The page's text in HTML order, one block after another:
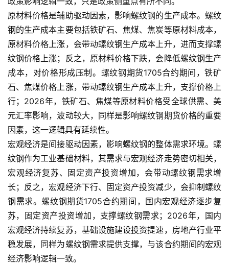
际
期
货
恒
指
期
货
期
货
入
门
期
货
行
情
黄
原材料价格是辅助驱动因素，影响螺纹钢的生产成本。螺纹
钢的生产成本主要包括铁矿石、焦煤、焦炭等原材料成本，
原材料价格上涨，会带动螺纹钢生产成本上升，进而支撑螺
纹钢价格上涨；反之，原材料价格下跌，会降低螺纹钢生产
成本，对价格形成压制。螺纹钢期货1705合约期间，铁矿
石、焦煤价格上涨，带动螺纹钢生产成本上升，支撑价格上
行；2026年，铁矿石、焦煤等原材料价格受全球供需、美
元汇率影响，波动较大，同样是影响螺纹钢期货价格的重要
因素，这一逻辑具有延续性。
宏观经济是间接驱动因素，影响螺纹钢的整体需求环境。螺
纹钢作为工业基础材料，其需求与宏观经济走势密切相关，
宏观经济复苏、固定资产投资增加，会带动螺纹钢需求增
长；反之，宏观经济下行、固定资产投资减少，会抑制螺纹
钢需求。螺纹钢期货1705合约期间，国内宏观经济逐步复
苏，固定资产投资增加，支撑螺纹钢需求；2026年，国内
宏观经济持续复苏，基础设施建设投资提速，房地产行业平
稳发展，同样为螺纹钢需求提供支撑，与该合约期间的宏观
经济影响逻辑一致。